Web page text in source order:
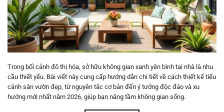
Trong bối cảnh đô thị hóa, sở hữu không gian xanh yên bình tại nhà là nhu
cầu thiết yếu. Bài viết này cung cấp hướng dẫn chi tiết về cách thiết kế tiểu
cảnh sân vườn đẹp, từ nguyên tắc cơ bản đến ý tưởng độc đáo và xu
hướng mới nhất năm 2026, giúp bạn nâng tầm không gian sống.